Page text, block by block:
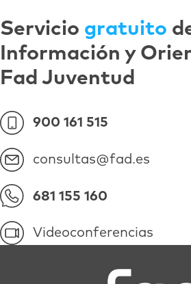
Servicio gratuito
Información y
Fad Juventud
900 161 515
consultas@fad.es
681 155 160
Videoconferencias